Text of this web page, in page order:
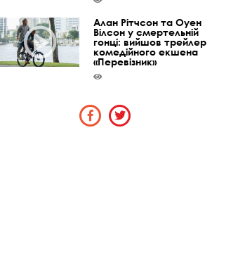
Алан Рітчсон та Оуен
Вілсон у смертельній
гонці: вийшов трейлер
комедійного екшена
«Перевізник»